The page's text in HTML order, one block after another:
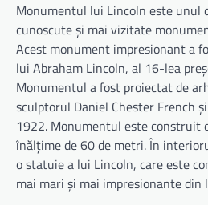
Monumentul lui Lincoln este unul
cunoscute și mai vizitate
Acest monument impresionant a
lui Abraham Lincoln, al 16-lea
Monumentul a fost proiectat de
sculptorul Daniel Chester French
1922. Monumentul este construit
înălțime de 60 de metri. În
o statuie a lui Lincoln, care este
mai mari și mai impresionante din